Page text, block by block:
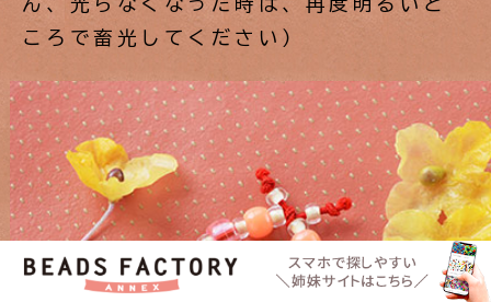
ん、光らなくなった時は、再度明るいと
ころで畜光してください）